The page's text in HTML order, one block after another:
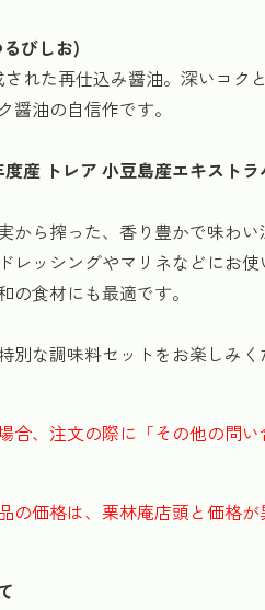
るびしお)
れた再仕込み醤油。深いコク
醤油の自信作です。
度産 トレア 小豆島産エキスト
から搾った、香り豊かで味わい
レッシングやマリネなどにお使
の食材にも最適です。
別な調味料セットをお楽しみく
合、注文の際に「その他の問い
価格は、栗林庵店頭と価格が